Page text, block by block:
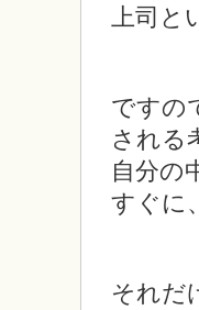
上司と
ですの
される
自分の
すぐに
それだ